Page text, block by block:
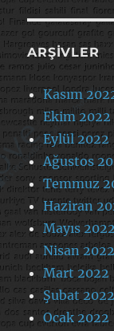
ARŞIVLER
Kasım
Ekim 2022
Eylül 2022
Ağustos
Temmuz
Haziran
Mayıs
Nisan
Mart 2022
Şubat
Ocak 2022